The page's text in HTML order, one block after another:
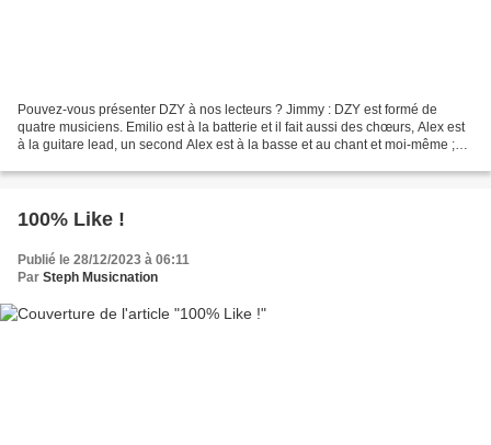
Pouvez-vous présenter DZY à nos lecteurs ? Jimmy : DZY est formé de
quatre musiciens. Emilio est à la batterie et il fait aussi des chœurs, Alex est
à la guitare lead, un second Alex est à la basse et au chant et moi-même ;
100% Like !
Publié le 28/12/2023 à 06:11
Par Steph Musicnation